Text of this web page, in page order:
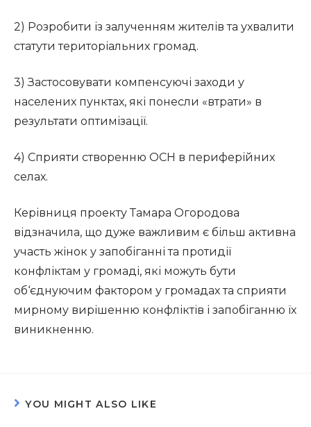
2) Розробити із залученням жителів та ухвалити
статути територіальних громад.
3) Застосовувати компенсуючі заходи у
населених пунктах, які понесли «втрати» в
результати оптимізації.
4) Сприяти створенню ОСН в периферійних
селах.
Керівниця проекту Тамара Огородова
відзначила, що дуже важливим є більш активна
участь жінок у запобіганні та протидії
конфліктам у громаді, які можуть бути
об‘єднуючим фактором у громадах та сприяти
мирному вирішенню конфліктів і запобіганню їх
виникненню.
YOU MIGHT ALSO LIKE